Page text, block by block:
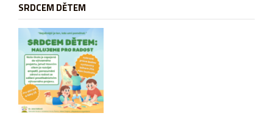
SRDCEM DĚTEM